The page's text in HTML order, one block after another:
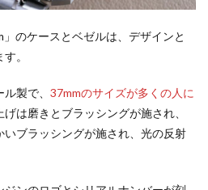
のケースとベゼルは、デザインと
。
製で、 37mmのサイズが多くの人に
げは磨きとブラッシングが施され、
ブラッシングが施され、光の反射